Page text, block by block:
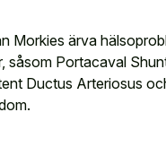
Morkies ärva
såsom Portacaval
Ductus Arteriosus